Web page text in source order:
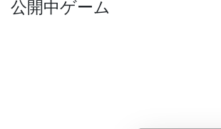
公開中ゲーム